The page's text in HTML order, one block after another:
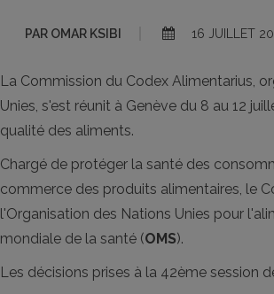
PAROMAR KSIBI 16 JUILLET
La Commission du Codex Alimentarius,
Unies, s'est réunit à Genève du 8 au 12
qualité des aliments.
Chargé de protéger la santé des
commerce des produits alimentaires, le
l'Organisation des Nations Unies pour
mondiale de la santé (OMS).
Les décisions prises à la 42ème session